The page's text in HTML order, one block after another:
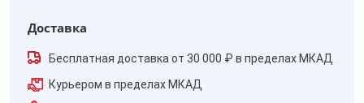
Доставка
Бесплатная доставка от 30 000 ₽ в пределах МКАД
Курьером в пределах МКАД